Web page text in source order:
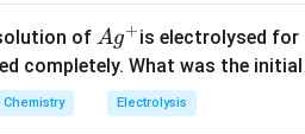
2,3-diol) આપે છે.
Br₂: આ પ્રક્રિયામાં Br પરમાણુઓ
of Ag
^
{+}
Ag+is electrolysed for
completely. What was the initial
Chemistry Electrolysis